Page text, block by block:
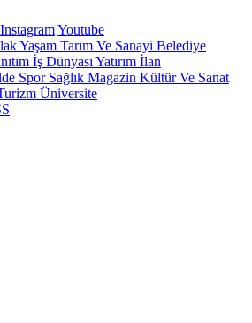
InstagramYoutube
Yaşam Tarım Ve Sanayi Belediye
İş Dünyası Yatırım İlan
SporSağlık Magazin Kültür Ve Sanat
Üniversite